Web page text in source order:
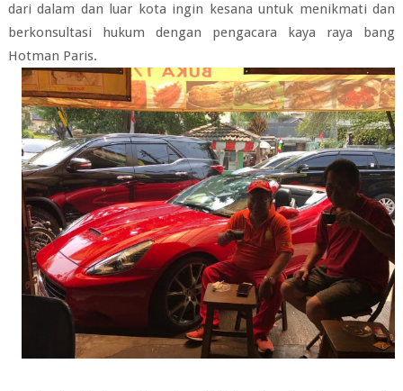
dari dalam dan luar kota ingin kesana untuk menikmati dan
berkonsultasi hukum dengan pengacara kaya raya bang
Hotman Paris.